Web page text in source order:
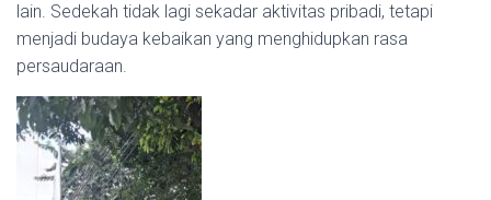
lain. Sedekah tidak lagi sekadar aktivitas pribadi, tetapi
menjadi budaya kebaikan yang menghidupkan rasa
persaudaraan.